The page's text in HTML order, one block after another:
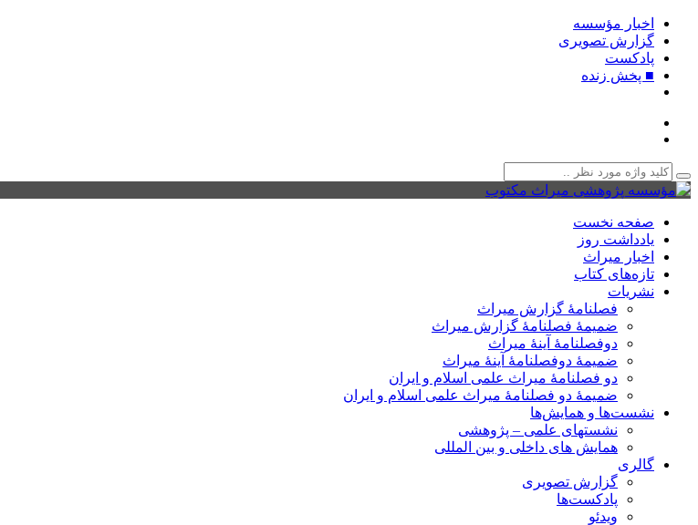
اخبار مؤسسه
گزارش تصویری
پادکست‌
■ پخش زنده
صفحه نخست
یادداشت روز
اخبار میراث
تازه‌های کتاب
نشریات
فصلنامۀ گزارش میراث
ضمیمۀ فصلنامۀ گزارش میراث
دوفصلنامۀ آینۀ میراث
ضمیمۀ دوفصلنامۀ آینۀ میراث
دو فصلنامۀ میراث علمی اسلام و ایران
ضمیمۀ دو فصلنامۀ میراث علمی اسلام و ایران
نشست‌ها و همایش‌ها
نشستهای علمی – پژوهشی
همایش های داخلی و بین المللی
گالری
گزارش تصویری
پادکست‌ها
ویدئو